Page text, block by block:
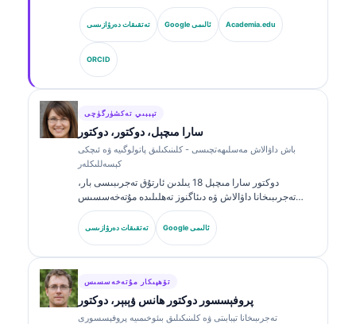
ساھەسىدە مۇتەخەسسىس، تاختا تەرىپىدىن گۇۋاھنامە ئالغان
كلىنىكىلىق گېماتولوگ ۋە ئىچكى كېسەللىكلەر دوختۇرى.
Kantesti AI دا باش دوختۇر (Chief Medical Officer)
بولۇش سۈپىتى بىلەن، ئۇ خاس ئىگىدارچىلىقتىكى نېرۋا
تورىنىڭ داۋالاش توغرىلىقىغا كلىنىكىلىق نازارەت قىلىدۇ.
دوكتور كلاین بىئوماركىرنى ئىزاھلاش ۋە تەجرىبىخانا دىئاگنوزى
توغرىسىدا تەجرىبىخانا تېبابىتى ھەققىدە كۆپ قېتىم ماقالە
تەتقىقات دەرۋازىسى Google ئالىمى Academia.edu
ORCID
تېببىي تەكشۈرگۈچى
سارا مىچېل، دوكتور، دوكتور
باش داۋالاش مەسلىھەتچىسى - كلىنىكىلىق پاتولوگىيە ۋە ئىچكى
كېسەللىكلەر
دوكتور سارا مىچېل 18 يىلدىن ئارتۇق تەجرىبىسى بار،
تەجرىبىخانا داۋالاش ۋە دىئاگنوز تەھلىلىدە مۇتەخەسسىس
بولغان، ئىدارە تەستىقلىغان كلىنىكىلىق پاتولوگ. ئۇ كلىنىكىلىق
خىمىيە ساھەسىدە ئالاھىدە گۇۋاھنامىلەرگە ئىگە بولۇپ،
كلىنىكىلىق ئەمەلىيەتتە بىئوماركىر گۇرۇپپىلىرى ۋە تەجرىبىخانا
تەتقىقات دەرۋازىسى Google ئالىمى
تۆھپىكار مۇتەخەسسىس
پروفېسسور دوكتور ھانس ۋېبېر، دوكتور
تەجرىبىخانا تېبابىتى ۋە كلىنىكىلىق بىئوخىمىيە پروفېسسورى